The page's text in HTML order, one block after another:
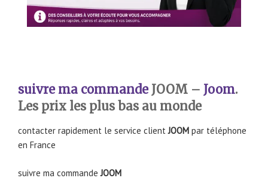
suivre ma commandeJOOM – Joom.
Les prix les plus bas au monde
contacter rapidement le service clientJOOM par téléphone
en France
suivre ma commandeJOOM